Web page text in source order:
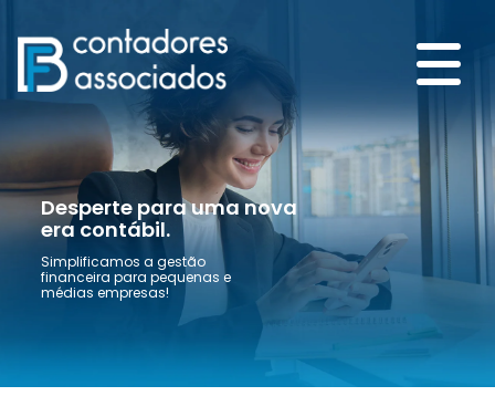
Desperte para uma nova
era contábil.
Simplificamos a gestão
financeira para pequenas e
médias empresas!